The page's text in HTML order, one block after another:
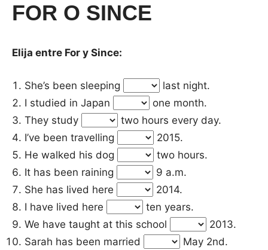
FOR O SINCE
Elija entre For y Since:
She’s been sleeping
last night.
I studied in Japan
one month.
They study
two hours every day.
I’ve been travelling
2015.
He walked his dog
two hours.
It has been raining
9 a.m.
She has lived here
2014.
I have lived here
ten years.
We have taught at this school
2013.
Sarah has been married
May 2nd.